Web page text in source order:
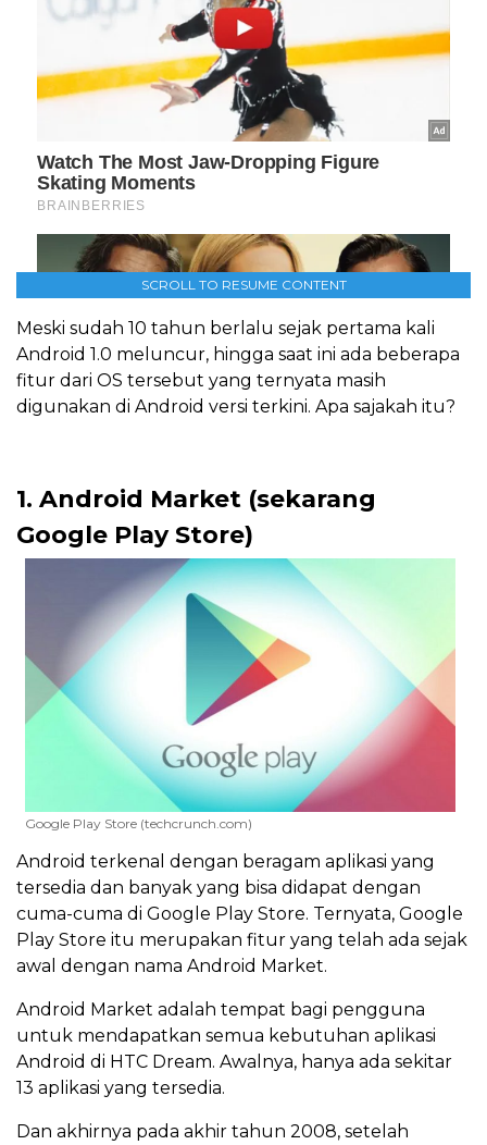
SCROLL TO RESUME CONTENT
Meski sudah 10 tahun berlalu sejak pertama kali
Android 1.0 meluncur, hingga saat ini ada beberapa
fitur dari OS tersebut yang ternyata masih
digunakan di Android versi terkini. Apa sajakah itu?
1. Android Market (sekarang
Google Play Store)
Google Play Store (techcrunch.com)
Android terkenal dengan beragam aplikasi yang
tersedia dan banyak yang bisa didapat dengan
cuma-cuma di Google Play Store. Ternyata, Google
Play Store itu merupakan fitur yang telah ada sejak
awal dengan nama Android Market.
Android Market adalah tempat bagi pengguna
untuk mendapatkan semua kebutuhan aplikasi
Android di HTC Dream. Awalnya, hanya ada sekitar
13 aplikasi yang tersedia.
Dan akhirnya pada akhir tahun 2008, setelah